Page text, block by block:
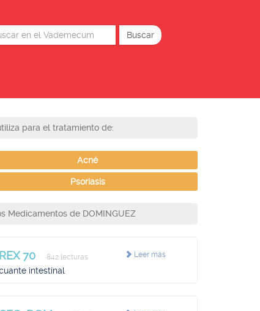
para el tratamiento de:
Acné
Psoriasis
Medicamentos de DOMINGUEZ
Leer más
70 842 lecturas
intestinal